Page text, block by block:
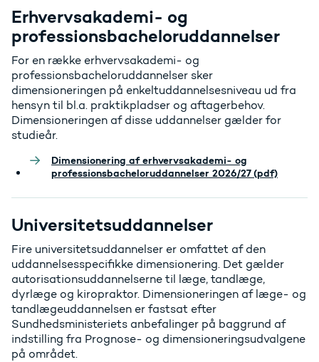
Erhvervsakademi- og
professionsbacheloruddannelser
For en række erhvervsakademi- og
professionsbacheloruddannelser sker
dimensioneringen på enkeltuddannelsesniveau ud fra
hensyn til bl.a. praktikpladser og aftagerbehov.
Dimensioneringen af disse uddannelser gælder for
studieår.
Dimensionering af erhvervsakademi- og
professionsbacheloruddannelser 2026/27 (pdf)
Universitetsuddannelser
Fire universitetsuddannelser er omfattet af den
uddannelsesspecifikke dimensionering. Det gælder
autorisationsuddannelserne til læge, tandlæge,
dyrlæge og kiropraktor. Dimensioneringen af læge- og
tandlægeuddannelsen er fastsat efter
Sundhedsministeriets anbefalinger på baggrund af
indstilling fra Prognose- og dimensioneringsudvalgene
på området.